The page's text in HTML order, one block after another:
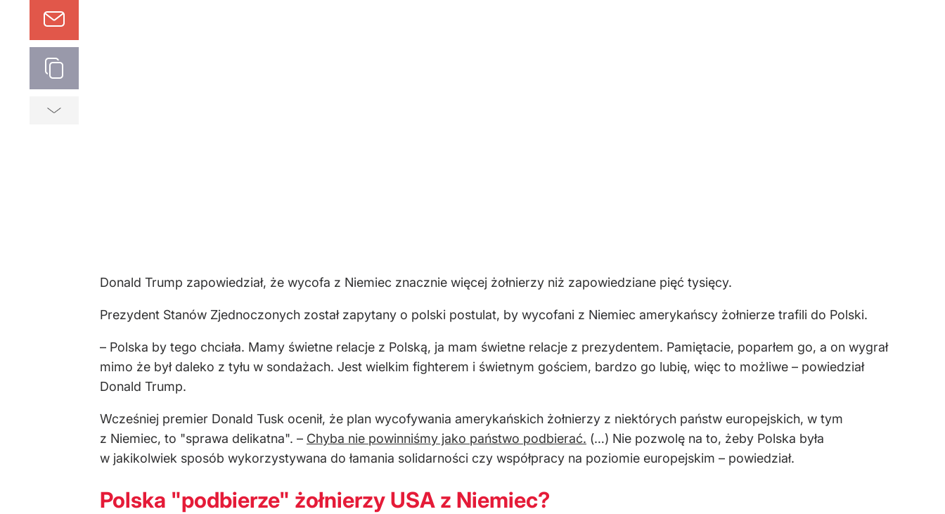
Donald Trump zapowiedział, że wycofa z Niemiec znacznie więcej żołnierzy niż zapowiedziane pięć tysięcy.
Prezydent Stanów Zjednoczonych został zapytany o polski postulat, by wycofani z Niemiec amerykańscy żołnierze trafili do Polski.
– Polska by tego chciała. Mamy świetne relacje z Polską, ja mam świetne relacje z prezydentem. Pamiętacie, poparłem go, a on wygrał
mimo że był daleko z tyłu w sondażach. Jest wielkim fighterem i świetnym gościem, bardzo go lubię, więc to możliwe – powiedział
Donald Trump.
Wcześniej premier Donald Tusk ocenił, że plan wycofywania amerykańskich żołnierzy z niektórych państw europejskich, w tym
z Niemiec, to "sprawa delikatna". – Chyba nie powinniśmy jako państwo podbierać. (…) Nie pozwolę na to, żeby Polska była
w jakikolwiek sposób wykorzystywana do łamania solidarności czy współpracy na poziomie europejskim – powiedział.
Polska "podbierze" żołnierzy USA z Niemiec?